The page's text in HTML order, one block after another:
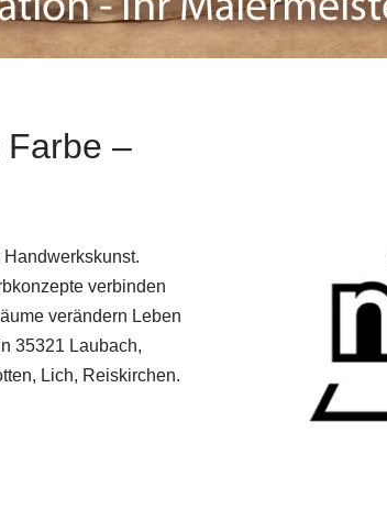
Farbe –
verbinden
verändern Leben
35321 Laubach,
Lich, Reiskirchen.